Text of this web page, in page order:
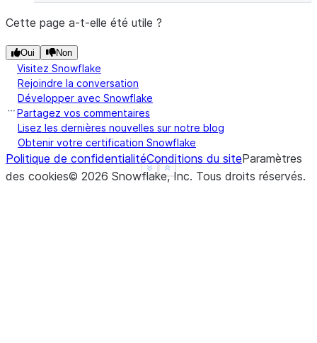
Show less
See more
Cette page a-t-elle été utile ?
Oui Non
Visitez Snowflake
Rejoindre la conversation
Développer avec Snowflake
Partagez vos commentaires
Lisez les dernières nouvelles sur notre blog
Obtenir votre certification Snowflake
Politique de confidentialitéConditions du siteParamètres
des cookies© 2026 Snowflake, Inc. Tous droits réservés.